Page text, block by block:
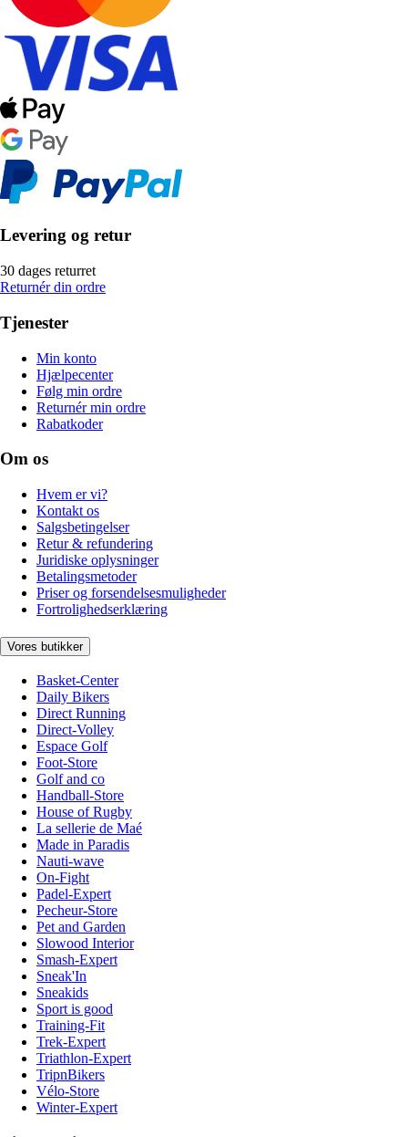
Levering og retur
30 dages returret
Returnér din ordre
Tjenester
Min konto
Hjælpecenter
Følg min ordre
Returnér min ordre
Rabatkoder
Om os
Hvem er vi?
Kontakt os
Salgsbetingelser
Retur & refundering
Juridiske oplysninger
Betalingsmetoder
Priser og forsendelsesmuligheder
Fortrolighedserklæring
Vores butikker
Basket-Center
Daily Bikers
Direct Running
Direct-Volley
Espace Golf
Foot-Store
Golf and co
Handball-Store
House of Rugby
La sellerie de Maé
Made in Paradis
Nauti-wave
On-Fight
Padel-Expert
Pecheur-Store
Pet and Garden
Slowood Interior
Smash-Expert
Sneak'In
Sneakids
Sport is good
Training-Fit
Trek-Expert
Triathlon-Expert
TripnBikers
Vélo-Store
Winter-Expert